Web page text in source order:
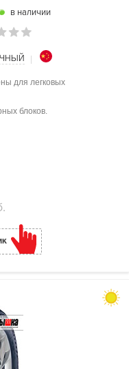
в наличии
для легковых
блоков.